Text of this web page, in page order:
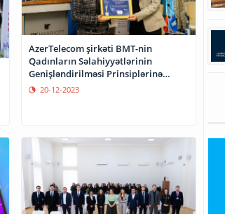
AzerTelecom şirkəti BMT-nin
Qadınların Səlahiyyətlərinin
Genişləndirilməsi Prinsiplərinə
qoşulub
20-12-2023